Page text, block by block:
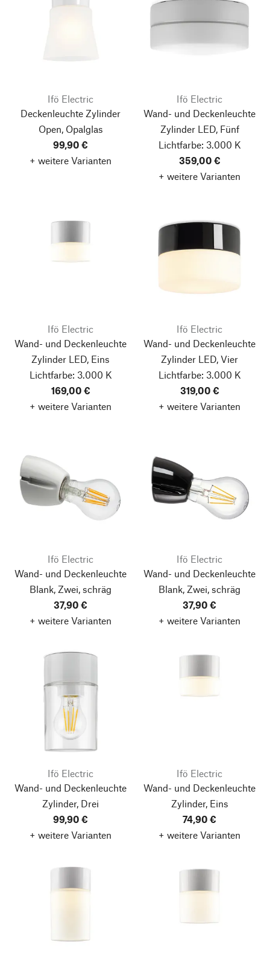
Ifö Electric
Deckenleuchte Zylinder
Open, Opalglas
99,90 €
+ weitere Varianten
Ifö Electric
Wand- und Deckenleuchte
Zylinder LED, Fünf
Lichtfarbe: 3.000 K
359,00 €
+ weitere Varianten
Ifö Electric
Wand- und Deckenleuchte
Zylinder LED, Eins
Lichtfarbe: 3.000 K
169,00 €
+ weitere Varianten
Ifö Electric
Wand- und Deckenleuchte
Zylinder LED, Vier
Lichtfarbe: 3.000 K
319,00 €
+ weitere Varianten
Ifö Electric
Wand- und Deckenleuchte
Blank, Zwei, schräg
37,90 €
+ weitere Varianten
Ifö Electric
Wand- und Deckenleuchte
Blank, Zwei, schräg
37,90 €
+ weitere Varianten
Ifö Electric
Wand- und Deckenleuchte
Zylinder, Drei
99,90 €
+ weitere Varianten
Ifö Electric
Wand- und Deckenleuchte
Zylinder, Eins
74,90 €
+ weitere Varianten